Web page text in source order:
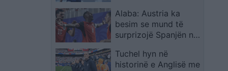
Ronaldon
Alaba: Austria ka
besim se mund të
surprizojë Spanjën në
Tuchel hyn në
historinë e Anglisë me